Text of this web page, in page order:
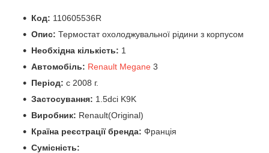
Код: 110605536R
Опис: Термостат охолоджувальної рідини з корпусом
Необхідна кількість: 1
Автомобіль: Renault Megane 3
Період: c 2008 г.
Застосування: 1.5dci K9K
Виробник: Renault(Original)
Країна реєстрації бренда: Франція
Сумісність: